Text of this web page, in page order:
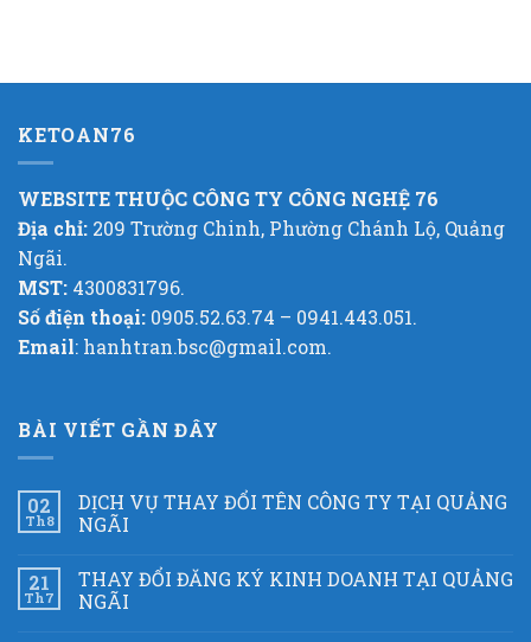
KETOAN76
WEBSITE THUỘC CÔNG TY CÔNG NGHỆ 76
Địa chỉ: 209 Trường Chinh, Phường Chánh Lộ, Quảng
Ngãi.
MST: 4300831796.
Số điện thoại: 0905.52.63.74 – 0941.443.051.
Email: hanhtran.bsc@gmail.com.
BÀI VIẾT GẦN ĐÂY
02
Th8
DỊCH VỤ THAY ĐỔI TÊN CÔNG TY TẠI QUẢNG
NGÃI
21
Th7
THAY ĐỔI ĐĂNG KÝ KINH DOANH TẠI QUẢNG
NGÃI